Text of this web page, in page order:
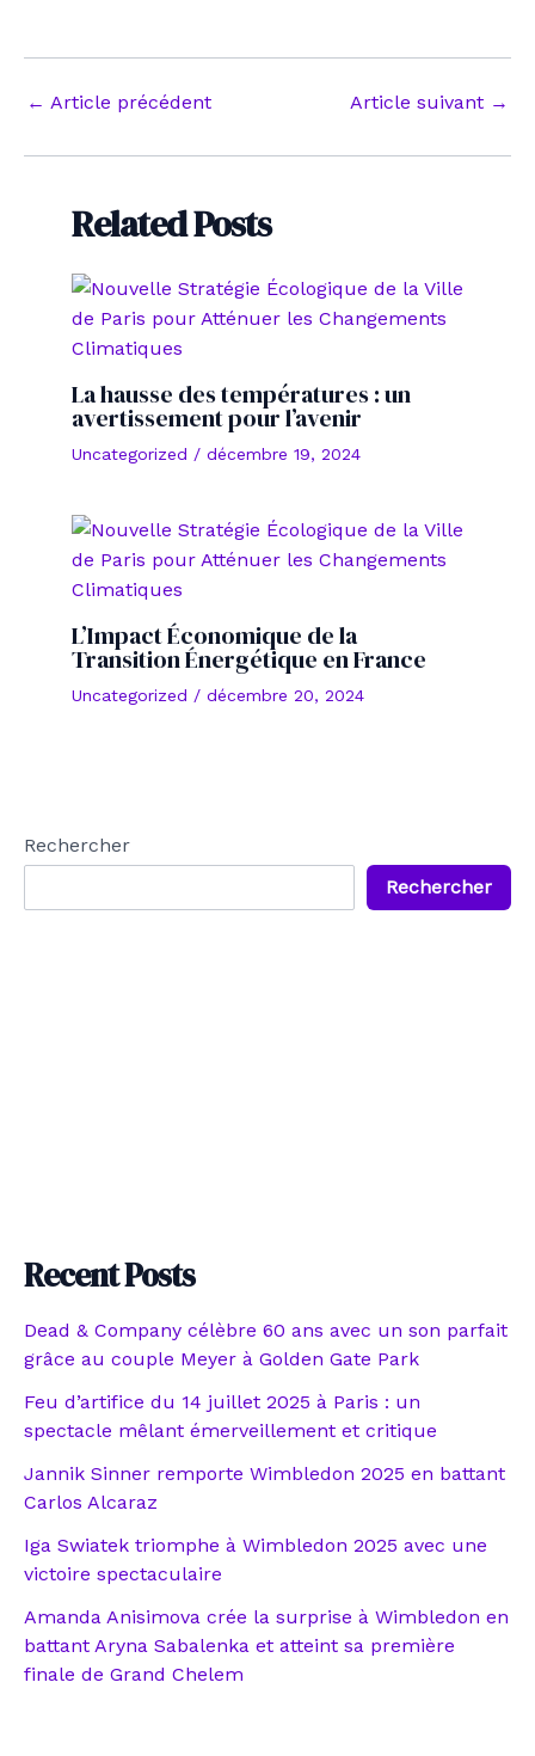
Navigation
articles
← Article précédent Article suivant →
Related Posts
La hausse des températures : un
avertissement pour l’avenir
Uncategorized / décembre 19, 2024
L’Impact Économique de la
Transition Énergétique en France
Uncategorized / décembre 20, 2024
Rechercher
Rechercher
Recent Posts
Dead & Company célèbre 60 ans avec un son parfait
grâce au couple Meyer à Golden Gate Park
Feu d’artifice du 14 juillet 2025 à Paris : un
spectacle mêlant émerveillement et critique
Jannik Sinner remporte Wimbledon 2025 en battant
Carlos Alcaraz
Iga Swiatek triomphe à Wimbledon 2025 avec une
victoire spectaculaire
Amanda Anisimova crée la surprise à Wimbledon en
battant Aryna Sabalenka et atteint sa première
finale de Grand Chelem